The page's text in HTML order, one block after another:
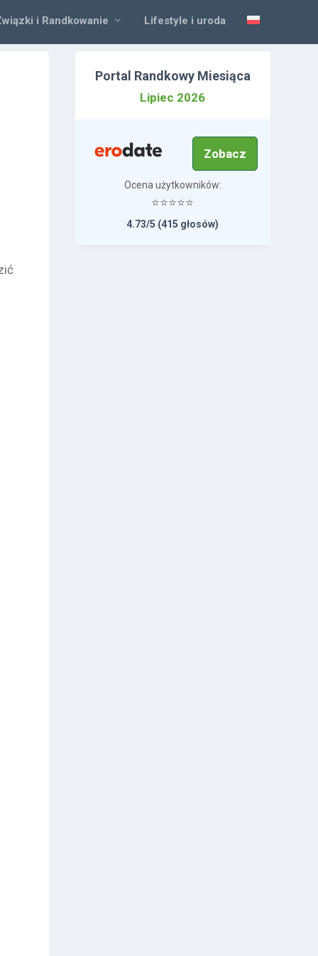
i Randkowanie Lifestyle i uroda
Portal Randkowy Miesiąca
Lipiec 2026
Zobacz
Ocena użytkowników:
⭐⭐⭐⭐⭐
4.73/5 (415 głosów)